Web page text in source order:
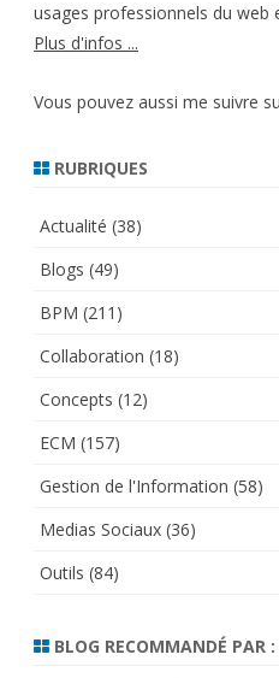
usages professionnels du web
Plus d'infos ...
Vous pouvez aussi me suivre
RUBRIQUES
Actualité (38)
Blogs (49)
BPM (211)
Collaboration (18)
Concepts (12)
ECM (157)
Gestion de l'Information (58)
Medias Sociaux (36)
Outils (84)
BLOG RECOMMANDÉ PAR :